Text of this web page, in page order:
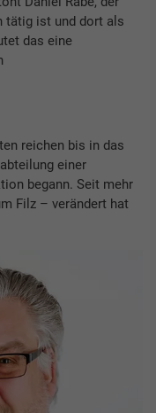
tätig ist und dort als
das eine
reichen bis in das
einer
begann. Seit mehr
Filz – verändert hat